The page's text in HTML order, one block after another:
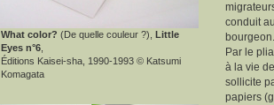
What color? (De quelle couleur ?), Little
Eyes n°6
Éditions Kaisei-sha, 1990-1993 © Katsumi
Komagata
conduit
bourgeon.
Par le
à la vie
sollicite
papiers